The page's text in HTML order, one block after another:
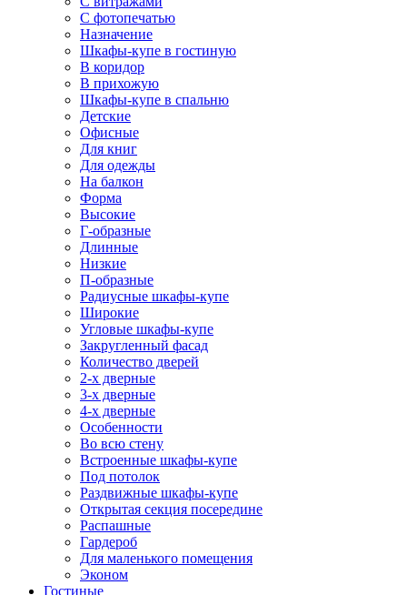
С фотопечатью
Назначение
Шкафы-купе в гостиную
В коридор
В прихожую
Шкафы-купе в спальню
Детские
Офисные
Для книг
Для одежды
На балкон
Форма
Высокие
Г-образные
Длинные
Низкие
П-образные
Радиусные шкафы-купе
Широкие
Угловые шкафы-купе
Закругленный фасад
Количество дверей
2-х дверные
3-х дверные
4-х дверные
Особенности
Во всю стену
Встроенные шкафы-купе
Под потолок
Раздвижные шкафы-купе
Открытая секция посередине
Распашные
Гардероб
Для маленького помещения
Эконом
Гостиные